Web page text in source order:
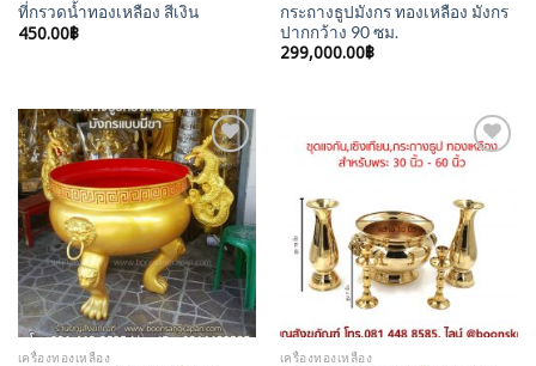
ที่กรวดน้ำทองเหลือง สีเงิน
450.00฿
กระถางธูปมังกร ทองเหลือง มังกร
ปากกว้าง 90 ซม.
299,000.00฿
Add to
Wishlist
เครื่องทองเหลือง
Add to
เครื่องทองเหลือง